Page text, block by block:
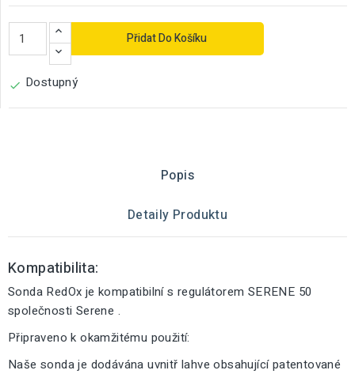
Přidat Do Košíku
 Dostupný
Popis
Detaily Produktu
Kompatibilita:
Sonda RedOx je kompatibilní s regulátorem SERENE 50
společnosti Serene .
Připraveno k okamžitému použití:
Naše sonda je dodávána uvnitř lahve obsahující patentované